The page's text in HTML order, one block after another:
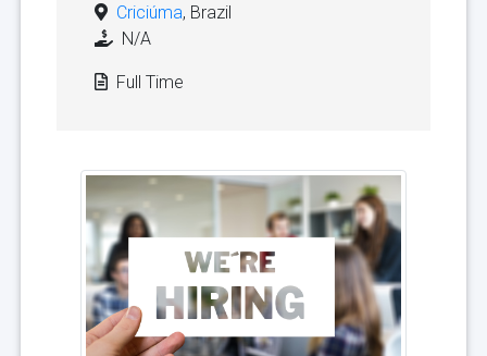
Criciúma, Brazil
N/A
Full Time